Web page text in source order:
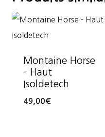
Montaine Horse
– Haut
Isoldetech
49,00€